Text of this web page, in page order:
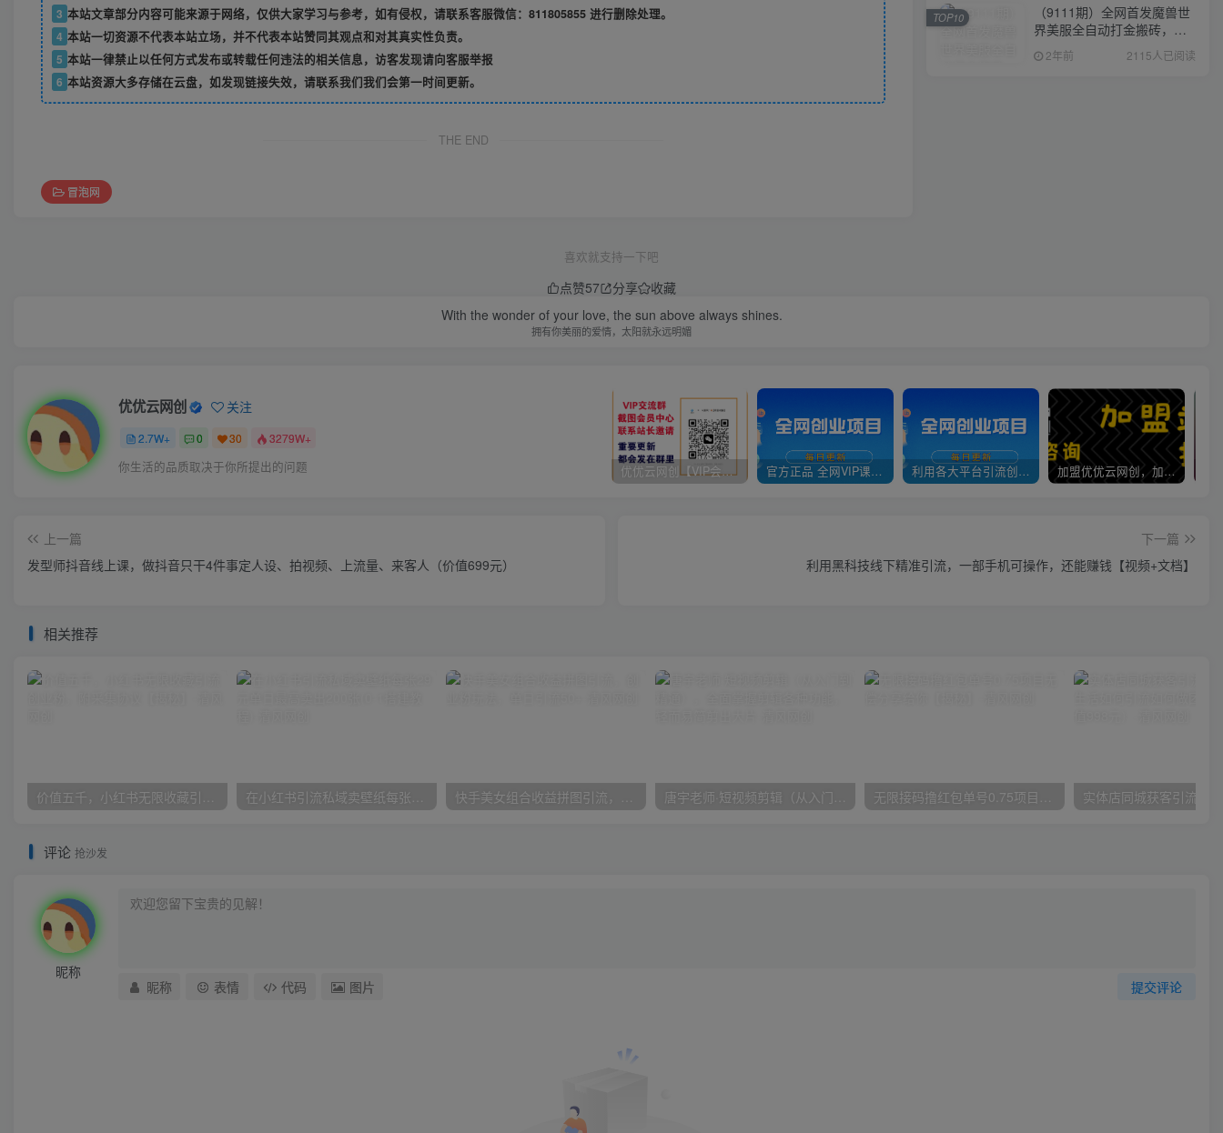
3 本站文章部分内容可能来源于网络，仅供大家学习与参考，如有侵权，请联系客服微信：811805855 进行删除处理。
4 本站一切资源不代表本站立场，并不代表本站赞同其观点和对其真实性负责。
5 本站一律禁止以任何方式发布或转载任何违法的相关信息，访客发现请向客服举报
6 本站资源大多存储在云盘，如发现链接失效，请联系我们我们会第一时间更新。
THE END
冒泡网
喜欢就支持一下吧
点赞57 分享
收藏
With the wonder of your love, the sun above always shines.
拥有你美丽的爱情，太阳就永远明媚
优优云网创 关注
2.7W+ 0 30 3279W+
你生活的品质取决于你所提出的问题 优优云网创【VIP会员专属交流群】 官方正品 全网VIP课程 无损下载~ 利用各大平台引流创业粉，做知识付费系统，卖会员，卖课程，实现日入几百几千 加盟优优云网创，加盟搭建同款知识付费资源网站，实现长期稳定被动收入~
上一篇
发型师抖音线上课，做抖音只干4件事定人设、拍视频、上流量、来客人（价值699元）
下一篇
利用黑科技线下精准引流，一部手机可操作，还能赚钱【视频+文档】
相关推荐
评论 抢沙发
昵称
提交评论
昵称 表情 代码 图片
（9111期）全网首发魔兽世
界美服全自动打金搬砖，日
入1000+，简单好操作，保
姆级教学
2年前 2115人已阅读
TOP10